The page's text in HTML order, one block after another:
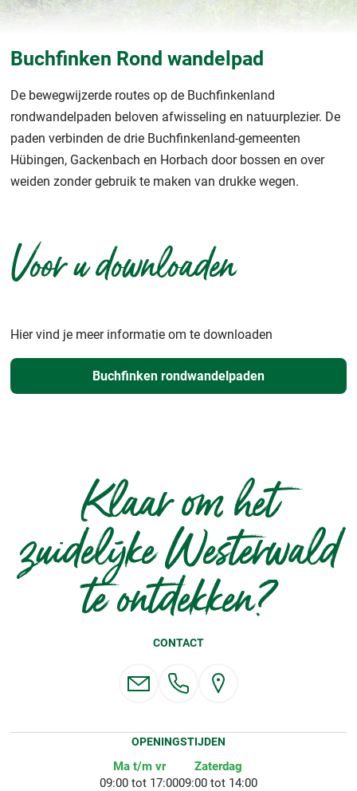
Buchfinken Rond wandelpad
De bewegwijzerde routes op de Buchfinkenland
rondwandelpaden beloven afwisseling en natuurplezier. De
paden verbinden de drie Buchfinkenland-gemeenten
Hübingen, Gackenbach en Horbach door bossen en over
weiden zonder gebruik te maken van drukke wegen.
Voor u downloaden
Hier vind je meer informatie om te downloaden
Buchfinken rondwandelpaden
Klaar om het
zuidelijke Westerwald
te ontdekken?
CONTACT
OPENINGSTIJDEN
Ma t/m vr
09:00 tot 17:00
Zaterdag
09:00 tot 14:00